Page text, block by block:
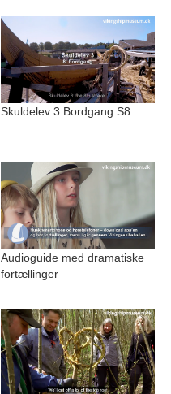
Skuldelev 3 Bordgang S8
Audioguide med dramatiske
fortællinger